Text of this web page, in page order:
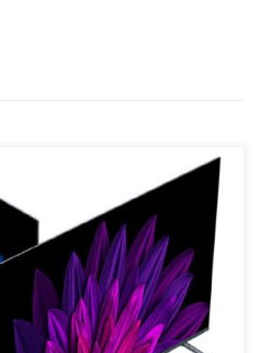
масштабная пресс-
представлена линейка
Mi TV 5 Pro, с диагоналями
Mi TV 5 Pro была представлена
попроще, но в тех же размерах